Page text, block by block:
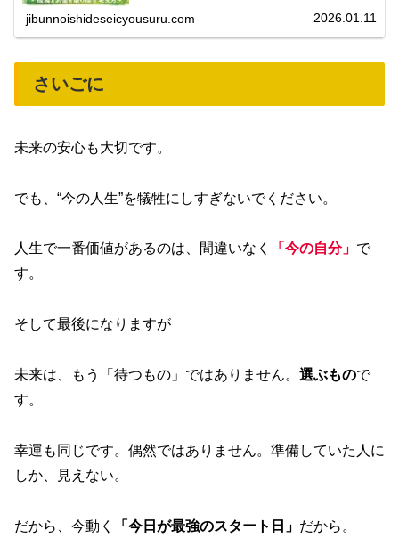
jibunnoishideseicyousuru.com 2026.01.11
さいごに
未来の安心も大切です。
でも、“今の人生”を犠牲にしすぎないでください。
人生で一番価値があるのは、間違いなく 「今の自分」 で
す。
そして最後になりますが
未来は、もう「待つもの」ではありません。 選ぶもので
す。
幸運も同じです。偶然ではありません。準備していた人に
しか、見えない。
だから、今動く 「今日が最強のスタート日」 だから。